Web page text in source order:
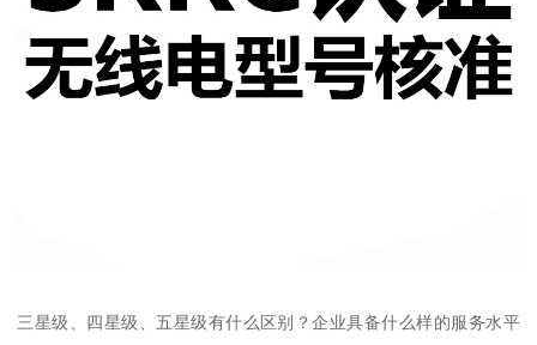
三星级、四星级、五星级有什么区别？企业具备什么样的服务水平